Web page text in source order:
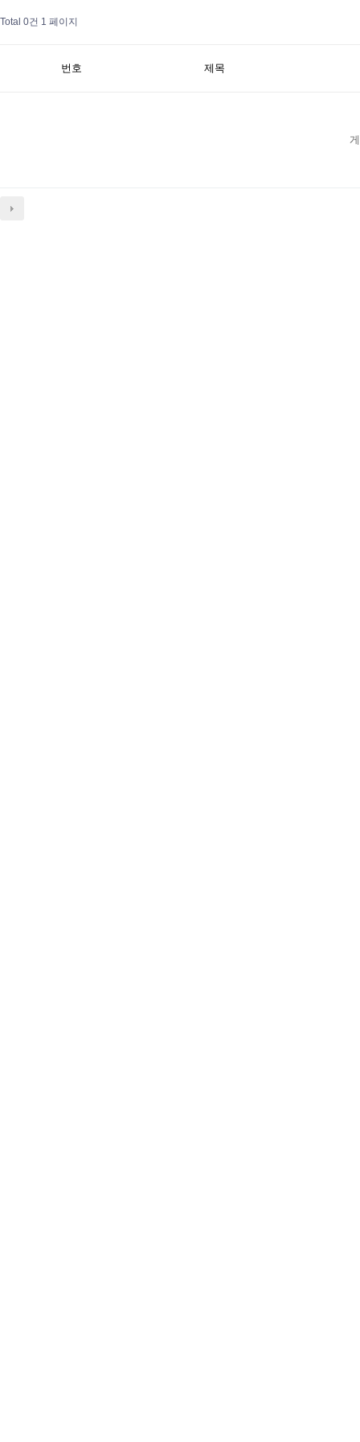
Total 0건 1 페이지
번호 제목